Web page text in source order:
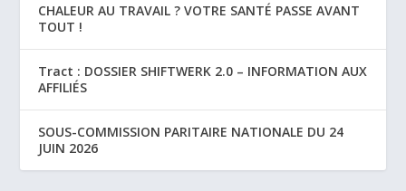
CHALEUR AU TRAVAIL ? VOTRE SANTÉ PASSE AVANT
TOUT !
Tract : DOSSIER SHIFTWERK 2.0 – INFORMATION AUX
AFFILIÉS
SOUS-COMMISSION PARITAIRE NATIONALE DU 24
JUIN 2026